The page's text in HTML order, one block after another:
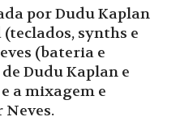
por Dudu Kaplan
(teclados, synths e
(bateria e
Dudu Kaplan e
a mixagem e